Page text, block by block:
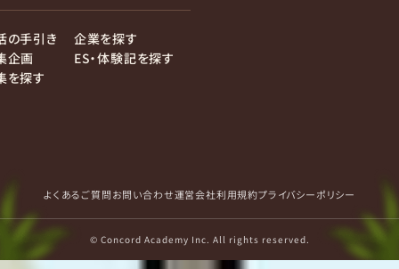
の手引き
企画
を探す
企業を探す
ES・体験記を探す
よくあるご質問お問い合わせ運営会社利用規約プライバシーポリシー
© Concord Academy Inc. All rights reserved.